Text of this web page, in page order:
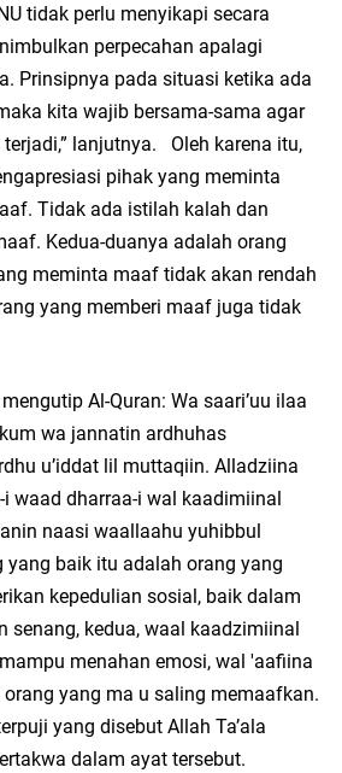
tidak perlu menyikapi secara
perpecahan apalagi
Prinsipnya pada situasi ketika ada
kita wajib bersama-sama agar
lanjutnya. Oleh karena itu,
pihak yang meminta
Tidak ada istilah kalah dan
Kedua-duanya adalah orang
meminta maaf tidak akan rendah
yang memberi maaf juga tidak
Al-Quran: Wa saari’uu ilaa
wa jannatin ardhuhas
u’iddat lil muttaqiin. Alladziina
waad dharraa-i wal kaadimiinal
naasi waallaahu yuhibbul
yang baik itu adalah orang yang
kepedulian sosial, baik dalam
senang, kedua, waal kaadzimiinal
menahan emosi, wal 'aafiina
yang ma u saling memaafkan.
yang disebut Allah Ta’ala
dalam ayat tersebut.